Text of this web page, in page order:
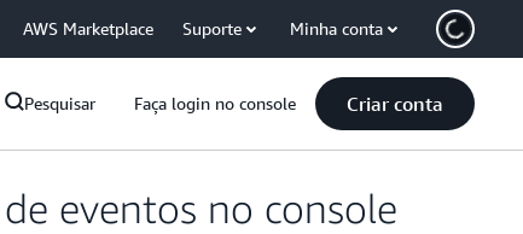
AWS Marketplace Suporte Minha conta
Pesquisar Faça login no console Criar conta
eventos no console